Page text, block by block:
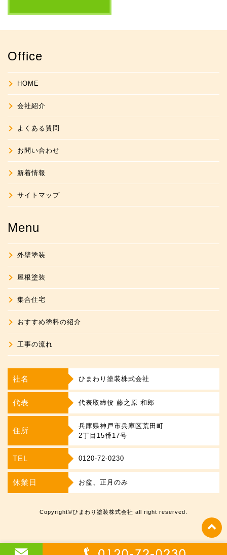
Office
HOME
会社紹介
よくある質問
お問い合わせ
新着情報
サイトマップ
Menu
外壁塗装
屋根塗装
集合住宅
おすすめ塗料の紹介
工事の流れ
社名 ひまわり塗装株式会社
代表 代表取締役 藤之原 和郎
住所
兵庫県神戸市兵庫区荒田町
2丁目15番17号
TEL 0120-72-0230
休業日 お盆、正月のみ
Copyright©ひまわり塗装株式会社 all right reserved.